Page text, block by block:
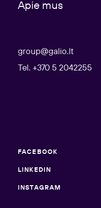
Apie mus
group@galio.lt
Tel. +370 5 2042255
FACEBOOK
LINKEDIN
INSTAGRAM